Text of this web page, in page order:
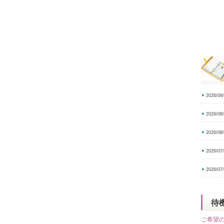
2026/
2026/
2026/
2026/
2026/
待
ご希望